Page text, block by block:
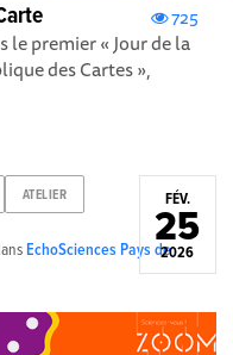
725
le premier « Jour de la
des Cartes »,
ATELIER
EchoSciences Pays de
FÉV.
25
2026